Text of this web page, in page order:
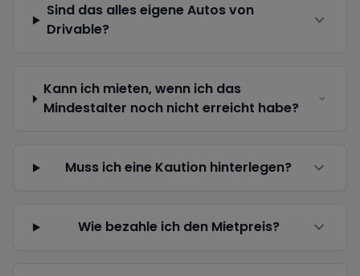
Sind das alles eigene Autos von
Drivable?
Kann ich mieten, wenn ich das
Mindestalter noch nicht erreicht habe?
Muss ich eine Kaution hinterlegen?
Wie bezahle ich den Mietpreis?